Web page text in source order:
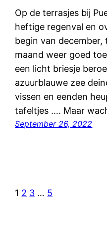
Op de terrasjes bij
heftige regenval en
begin van
maand weer goed
een licht briesje
azuurblauwe zee
vissen en eenden
tafeltjes …. Maar
September 26, 2022
1 2 3 … 5